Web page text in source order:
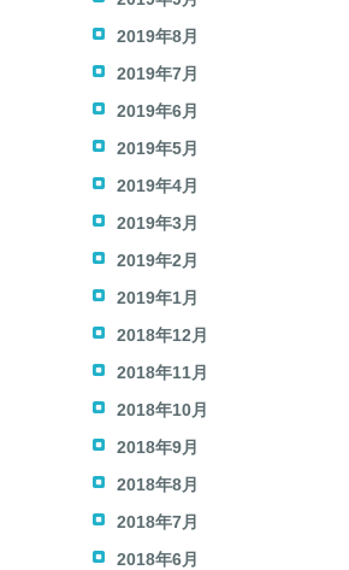
2019年8月
2019年7月
2019年6月
2019年5月
2019年4月
2019年3月
2019年2月
2019年1月
2018年12月
2018年11月
2018年10月
2018年9月
2018年8月
2018年7月
2018年6月